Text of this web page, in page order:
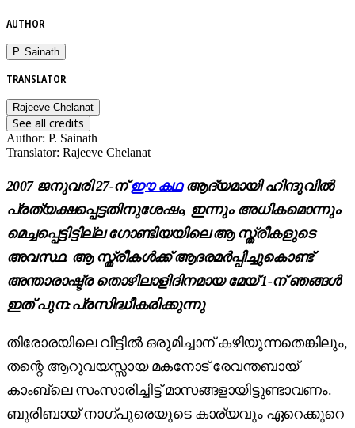
AUTHOR
P. Sainath
TRANSLATOR
Rajeeve Chelanat
See all credits
Author: P. Sainath
Translator: Rajeeve Chelanat
2007 ജനുവരി 27-ന്ഈ കഥആദ്യമായി ഹിന്ദുവിൽ
പ്രത്യക്ഷപ്പെട്ടതിനുശേഷം, ഇന്നും അധികമൊന്നും
മെച്ചപ്പെട്ടിട്ടില്ല ഗോണ്ടിയയിലെ ആ സ്ത്രീകളുടെ
അവസ്ഥ. ആ സ്ത്രീകൾക്ക് ആദരമർപ്പിച്ചുകൊണ്ട്
അന്താരാഷ്ട്ര തൊഴിലാളിദിനമായ മേയ് 1-ന് ഞങ്ങൾ
ഇത് പുന:പ്രസിദ്ധീകരിക്കുന്നു
തിരോരയിലെ വീട്ടിൽ ഒരുമിച്ചാന് കഴിയുന്നതെങ്കിലും,
തന്റെ ആറുവയസ്സായ മകനോട് രേവന്തബായ്
കാംബ്ലെ സംസാരിച്ചിട്ട് മാസങ്ങളായിട്ടുണ്ടാവണം.
ബുരിബായ് നാഗ്പുരെയുടെ കാര്യവും ഏറെക്കുറെ